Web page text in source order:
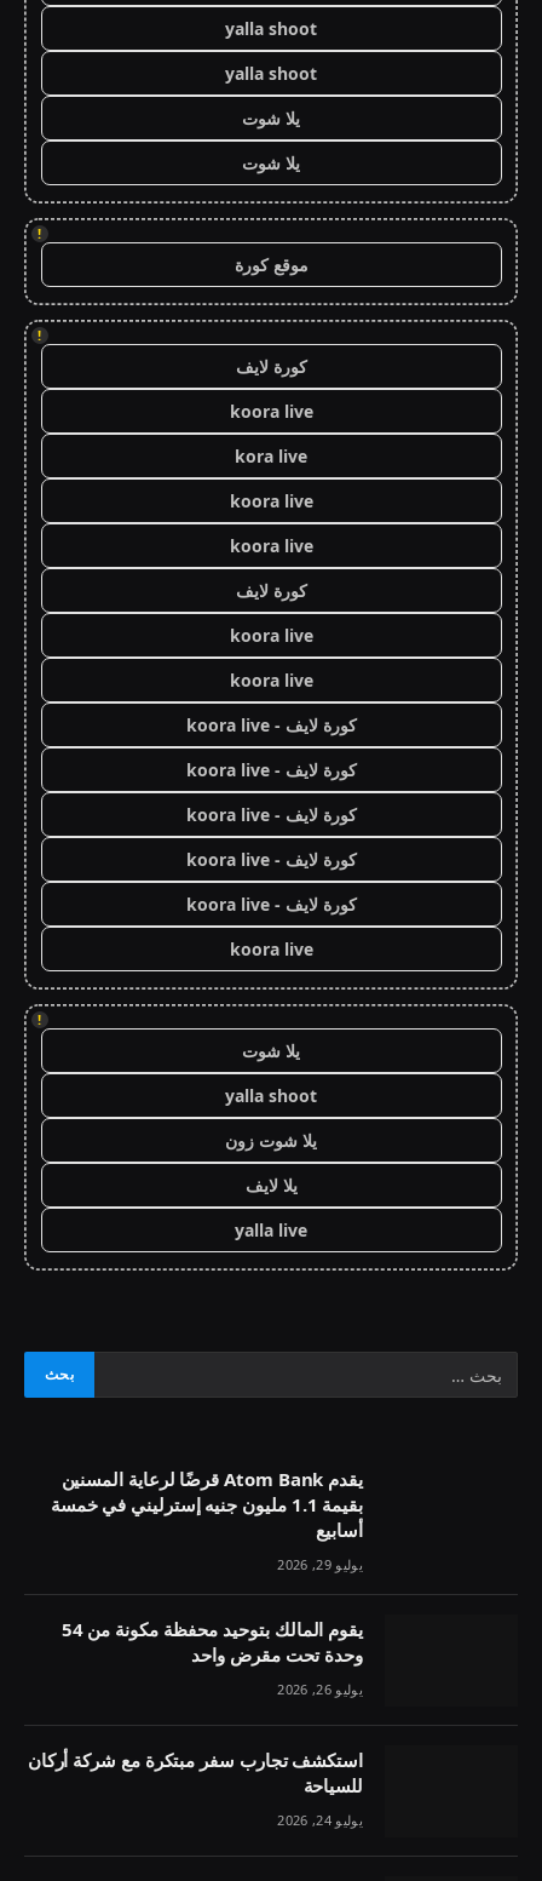
yalla shoot
yalla shoot
يلا شوت
يلا شوت
!
موقع كورة
!
كورة لايف
koora live
kora live
koora live
koora live
كورة لايف
koora live
koora live
كورة لايف - koora live
كورة لايف - koora live
كورة لايف - koora live
كورة لايف - koora live
كورة لايف - koora live
koora live
!
يلا شوت
yalla shoot
يلا شوت زون
يلا لايف
yalla live
يقدم Atom Bank قرضًا لرعاية المسنين
بقيمة 1.1 مليون جنيه إسترليني في خمسة
أسابيع
يوليو 29, 2026
يقوم المالك بتوحيد محفظة مكونة من 54
وحدة تحت مقرض واحد
يوليو 26, 2026
استكشف تجارب سفر مبتكرة مع شركة أركان
للسياحة
يوليو 24, 2026